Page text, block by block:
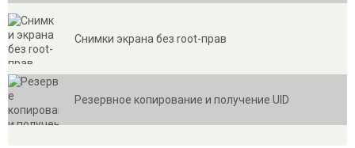
Снимки экрана без root-прав
Резервное копирование и получение UID